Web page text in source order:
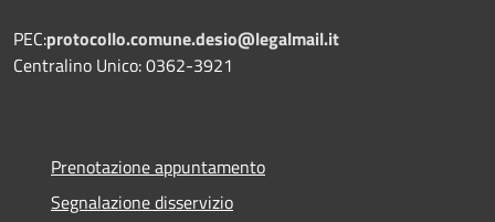
PEC:protocollo.comune.desio@legalmail.it
Centralino Unico: 0362-3921
Prenotazione appuntamento
Segnalazione disservizio